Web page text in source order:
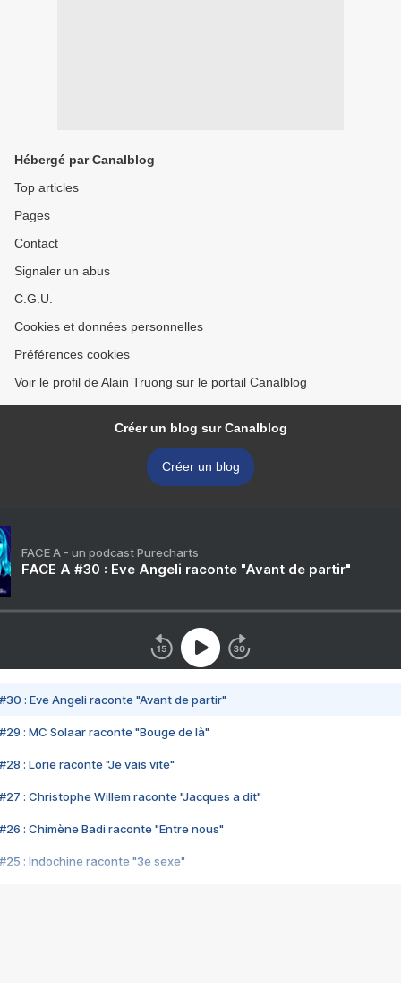
Hébergé par Canalblog
Top articles
Pages
Contact
Signaler un abus
C.G.U.
Cookies et données personnelles
Préférences cookies
Voir le profil de Alain Truong sur le portail Canalblog
Créer un blog sur Canalblog
Créer un blog
FACE A - un podcast Purecharts
FACE A #30 : Eve Angeli raconte "Avant de partir"
#30 : Eve Angeli raconte "Avant de partir"
#29 : MC Solaar raconte "Bouge de là"
#28 : Lorie raconte "Je vais vite"
#27 : Christophe Willem raconte "Jacques a dit"
#26 : Chimène Badi raconte "Entre nous"
#25 : Indochine raconte "3e sexe"